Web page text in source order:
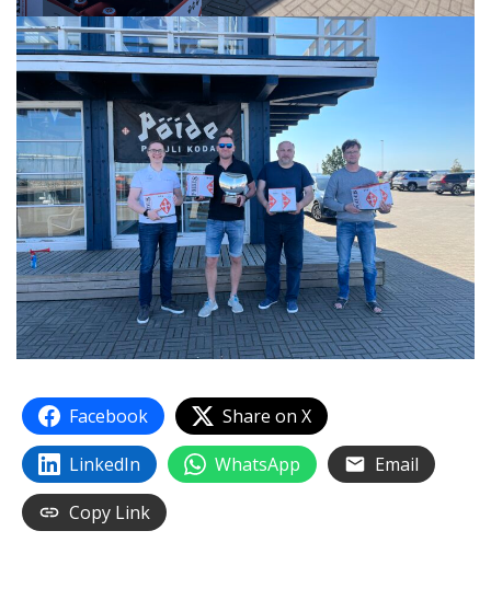
Facebook
Share on X
LinkedIn
WhatsApp
Email
Copy Link